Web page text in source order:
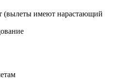
(вылеты имеют нарастающий